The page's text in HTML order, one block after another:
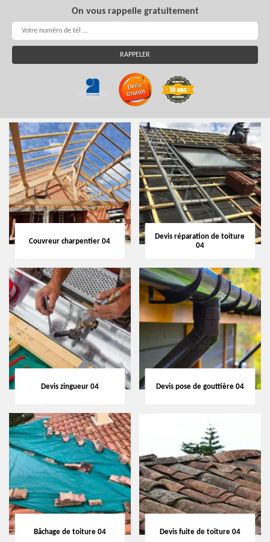
On vous rappelle gratuitement
Couvreur charpentier 04
Devis réparation de toiture
04
Devis zingueur 04 Devis pose de gouttière 04
Bâchage de toiture 04 Devis fuite de toiture 04